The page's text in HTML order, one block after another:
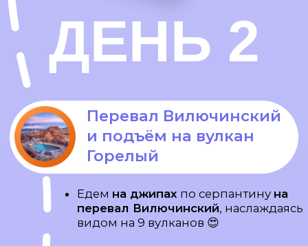
на катере
Едем к бухте «Русская»
остановками у скал «Три Брата»
и
бухт Саранной, Вилючинской и
Фальшивой
поймать рыбу или краба) + Обед
на яхте выловленной рыбой😋
Встретим сивучей
и, если повезет,
китов и касаток